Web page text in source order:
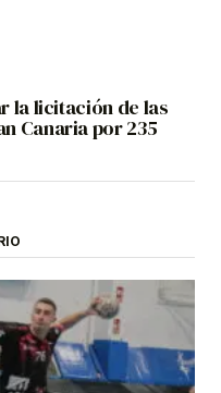
la licitación de las
Canaria por 235